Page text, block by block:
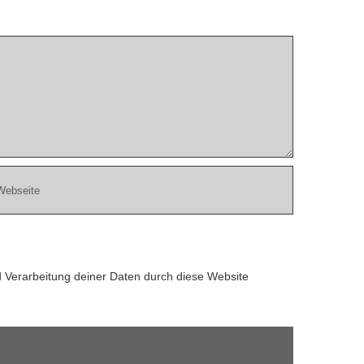
deiner Daten durch diese Website